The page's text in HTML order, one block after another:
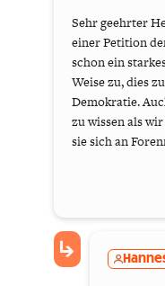
Sehr geehrter
einer Petition
schon ein
Weise zu, dies
Demokratie.
zu wissen als
sie sich an